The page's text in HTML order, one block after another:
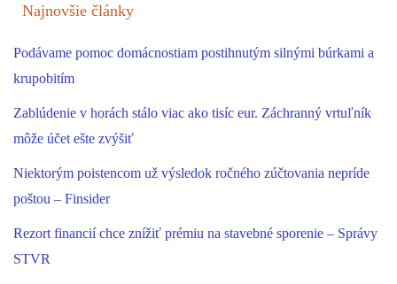
Najnovšie články
Podávame pomoc domácnostiam postihnutým silnými búrkami a
krupobitím
Zablúdenie v horách stálo viac ako tisíc eur. Záchranný vrtuľník
môže účet ešte zvýšiť
Niektorým poistencom už výsledok ročného zúčtovania nepríde
poštou – Finsider
Rezort financií chce znížiť prémiu na stavebné sporenie – Správy
STVR